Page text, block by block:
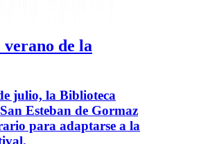
de la
julio, la Biblioteca
Esteban de Gormaz
para adaptarse a la